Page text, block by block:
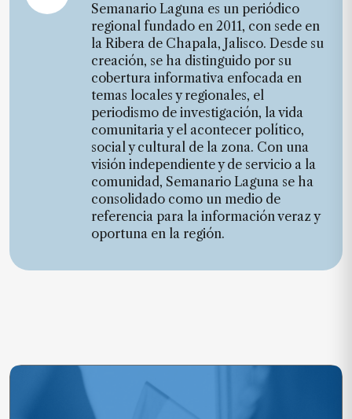
Semanario Laguna es un periódico
regional fundado en 2011, con sede en
la Ribera de Chapala, Jalisco. Desde su
creación, se ha distinguido por su
cobertura informativa enfocada en
temas locales y regionales, el
periodismo de investigación, la vida
comunitaria y el acontecer político,
social y cultural de la zona. Con una
visión independiente y de servicio a la
comunidad, Semanario Laguna se ha
consolidado como un medio de
referencia para la información veraz y
oportuna en la región.